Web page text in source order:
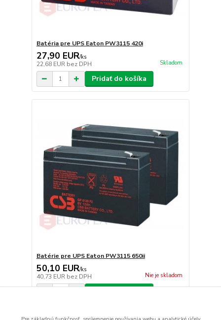
Batéria pre UPS Eaton PW3115 420i
27,90 EUR/ks
22,68 EUR bez DPH Skladom
Pridať do košíka
Batérie pre UPS Eaton PW3115 650ii
50,10 EUR/ks
40,73 EUR bez DPH Nie je skladom